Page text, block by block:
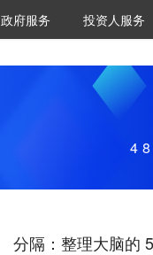
城市之窗
政府服务 VClub投资机构
投资机构职位推
投资人服务
分隔：整理大脑的